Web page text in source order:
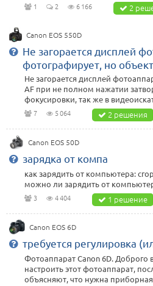
1 2 6 166 2
Canon EOS 550D
Не загорается дисплей
фотографирует, но
Не загорается дисплей
AF при не полном нажатии
фокусировки, так же в
7 5 064 2 решения
Canon EOS 50D
зарядка от компа
как зарядить от компьютера:
можно ли зарядить от
3 4 404 1 решение
Canon EOS 6D
требуется регулировка
Фотоаппарат Canon 6D. Доброго
настроить этот фотоаппарат,
объясняют, что нужна приборная